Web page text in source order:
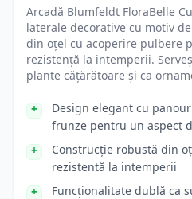
Arcadă Blumfeldt FloraBelle
laterale decorative cu motiv
din oțel cu acoperire pulbere
rezistență la intemperii.
plante cățărătoare și ca
Design elegant cu
frunze pentru un aspect
Construcție robustă din
rezistentă la intemperii
Funcționalitate dublă ca